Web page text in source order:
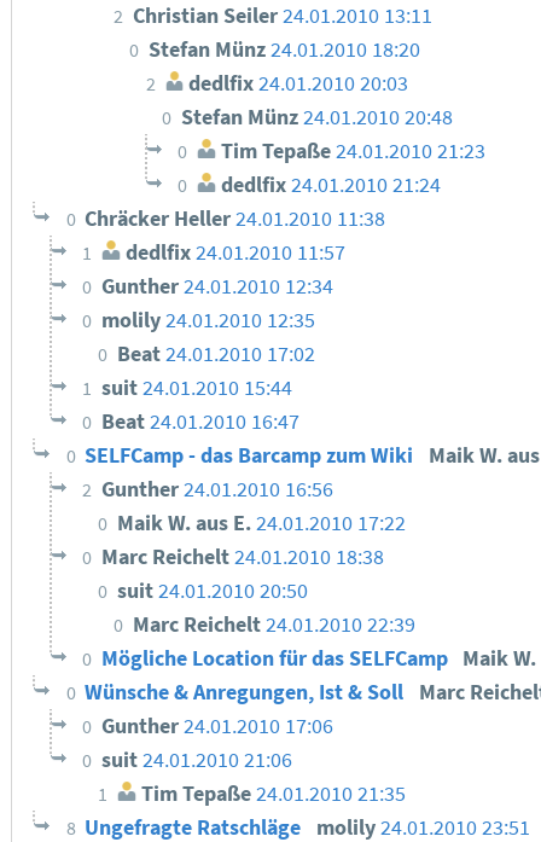
2 Christian Seiler24.01.2010 13:11
0 Stefan Münz24.01.2010 18:20
2 dedlfix24.01.2010 20:03
0 Stefan Münz24.01.2010 20:48
0 Tim Tepaße24.01.2010 21:23
0 dedlfix24.01.2010 21:24
0 Chräcker Heller24.01.2010 11:38
1 dedlfix 24.01.2010 11:57
0 Gunther24.01.2010 12:34
0 molily24.01.2010 12:35
0 Beat24.01.2010 17:02
1 suit24.01.2010 15:44
0 Beat24.01.2010 16:47
0 SELFCamp - das Barcamp zum Wiki Maik W.
2 Gunther24.01.2010 16:56
0 Maik W. aus E.24.01.2010 17:22
0 Marc Reichelt24.01.2010 18:38
0 suit24.01.2010 20:50
0 Marc Reichelt24.01.2010 22:39
0 Mögliche Location für das SELFCamp Maik
0 Wünsche & Anregungen, Ist & Soll Marc
0 Gunther24.01.2010 17:06
0 suit24.01.2010 21:06
1 Tim Tepaße24.01.2010 21:35
8 Ungefragte Ratschläge molily24.01.2010 23:51